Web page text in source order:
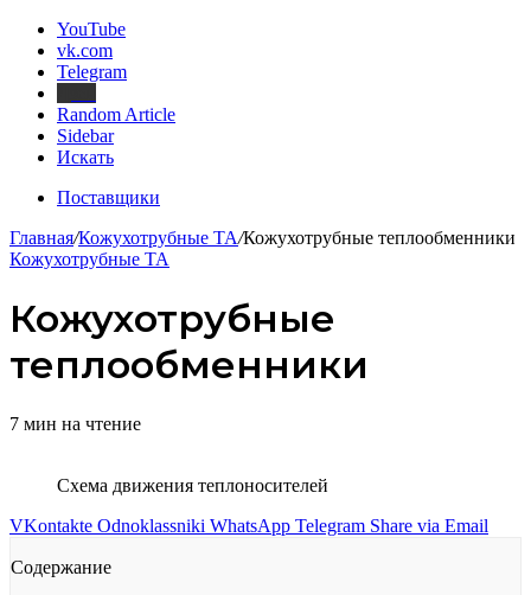
YouTube
vk.com
Telegram
Random Article
Sidebar
Искать
Поставщики
Главная/Кожухотрубные ТА/Кожухотрубные теплообменники
Кожухотрубные ТА
Кожухотрубные
теплообменники
7 мин на чтение
Схема движения теплоносителей
VKontakte Odnoklassniki WhatsApp Telegram Share via Email
Содержание